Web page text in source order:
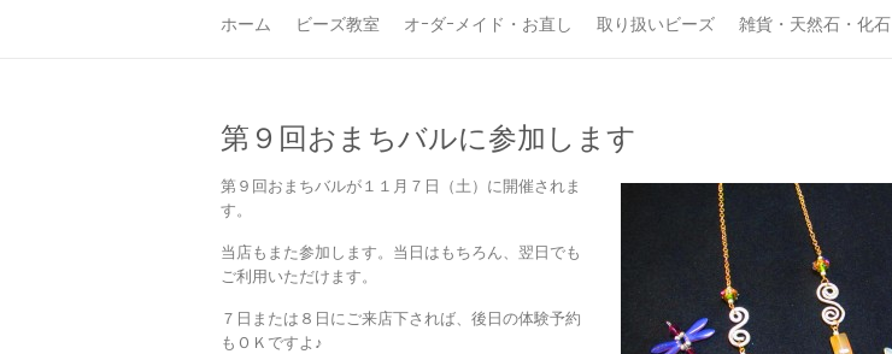
ホーム ビーズ教室 オｰダｰメイド・お直し 取り扱いビーズ 雑貨・天然石・化石
第９回おまちバルに参加します
第９回おまちバルが１１月７日（土）に開催されま
す。
当店もまた参加します。当日はもちろん、翌日でも
ご利用いただけます。
７日または８日にご来店下されば、後日の体験予約
もＯＫですよ♪